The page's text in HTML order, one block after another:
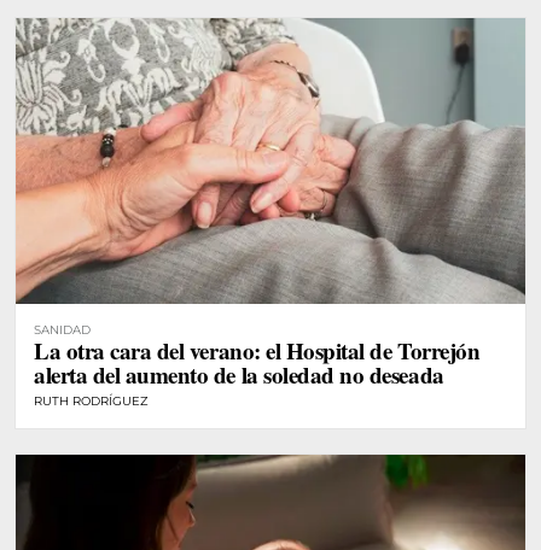
SANIDAD
La otra cara del verano: el Hospital de Torrejón
alerta del aumento de la soledad no deseada
RUTH RODRÍGUEZ